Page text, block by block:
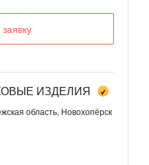
ИЗДЕЛИЯ
область, Новохопёрск